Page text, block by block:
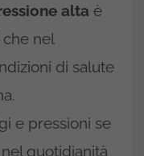
alta è
nel
di salute
e pressioni se
quotidianità